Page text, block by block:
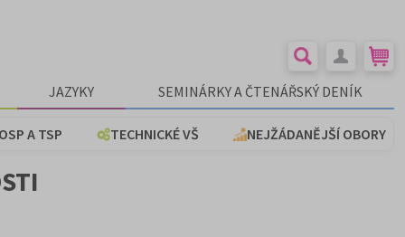
JAZYKY SEMINÁRKY A ČTENÁŘSKÝ DENÍK
A TSP TECHNICKÉ VŠ NEJŽÁDANĚJŠÍ OBORY